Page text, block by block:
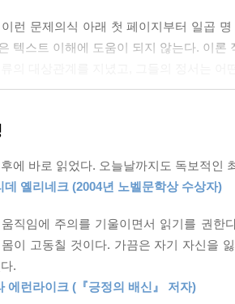
그를 둘러싼 사방에서 이미 붕괴하고 있
성은 섹슈얼리티를 숨기지 않는다. 바
런 문제의식 아래 첫 페이지부터 일곱
텍스트 이해에 도움이 되지 않는다. 이
내 앞을 막아섰다… 탱탱한 젖가슴이 위
. 군인 남성들에게 색싯집, 술집, 범죄, 공
인에는 유대 계집들도 있다. 여성성은 이
다. 그 혼종으로부터 도피하고자 군인 남
쓰기는 언제나 저자를 드러낸다. 군인 남
’ ‘거세’ ‘성채’ ‘수류탄’ ‘백작 부인’
에 바로 읽었다. 오늘날까지도 독보적인
데 옐리네크 (2004년 노벨문학상 수상자)
직임에 주의를 기울이면서 읽기를 권한
이 고동칠 것이다. 가끔은 자기 자신을
.
에런라이크 (『긍정의 배신』 저자)